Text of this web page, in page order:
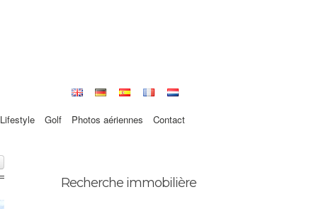
Lifestyle Golf Photos aériennes Contact
Recherche immobilière